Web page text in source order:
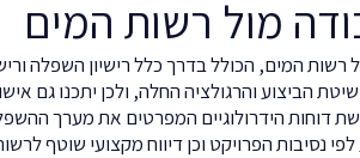
מול רשות המים
המים, הכולל בדרך כלל רישיון השפלה
הביצוע והרגולציה החלה, ולכן יתכנו גם
דוחות הידרולוגיים המפרטים את מערך
נסיבות הפרויקט וכן דיווח מקצועי שוטף